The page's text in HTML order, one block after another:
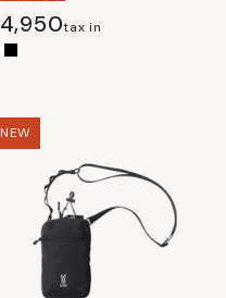
4,950tax in
NEW